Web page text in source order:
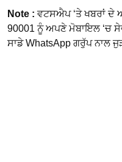
Note : ਵਟਸਐਪ ‘ਤੇ ਖਬਰਾਂ ਦੇ
90001 ਨੂੰ ਅਪਣੇ ਮੋਬਾਇਲ ‘ਚ
ਸਾਡੇ WhatsApp ਗਰੁੱਪ ਨਾਲ